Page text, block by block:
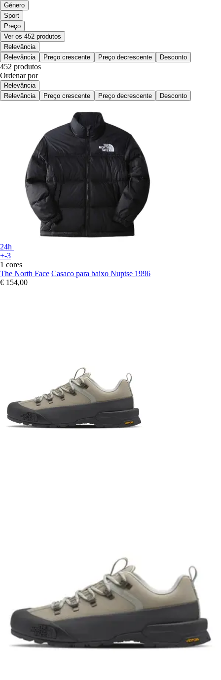
Género
Sport
Preço
Ver os 452 produtos
Relevância
Relevância
Preço crescente Preço decrescente Desconto
452 produtos
Ordenar por
Relevância
Relevância
Preço crescente Preço decrescente Desconto
24h
+-3
1 cores
The North Face Casaco para baixo Nuptse 1996
€ 154,00